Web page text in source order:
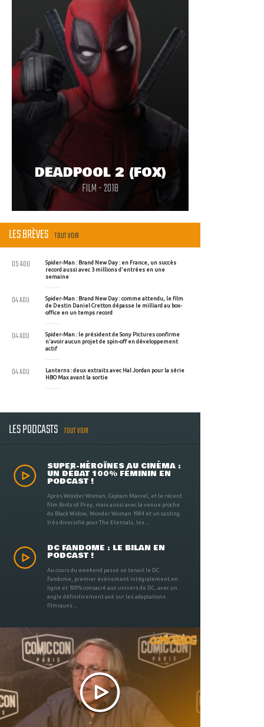
DEADPOOL 2 (FOX)
FILM - 2018
LES BRÈVES TOUT VOIR
Spider-Man : Brand New Day : en France, un succès
record aussi avec 3 millions d'entrées en une
semaine
05 AOU
Spider-Man : Brand New Day : comme attendu, le film
de Destin Daniel Cretton dépasse le milliard au box-
office en un temps record
04 AOU
Spider-Man : le président de Sony Pictures confirme
n'avoir aucun projet de spin-off en développement
actif
04 AOU
Lanterns : deux extraits avec Hal Jordan pour la série
HBO Max avant la sortie
04 AOU
LES PODCASTS TOUT VOIR
SUPER-HÉROÏNES AU CINÉMA :
UN DÉBAT 100% FÉMININ EN
PODCAST !
Après Wonder Woman, Captain Marvel, et le récent
film Birds of Prey, mais aussi avec la venue proche
de Black Widow, Wonder Woman 1984 et un casting
très diversifié pour The Eternals, les ...
DC FANDOME : LE BILAN EN
PODCAST !
Au cours du weekend passé se tenait le DC
Fandome, premier évènement intégralement en
ligne et 100% consacré aux univers de DC, avec un
angle définitivement axé sur les adaptations
filmiques ...